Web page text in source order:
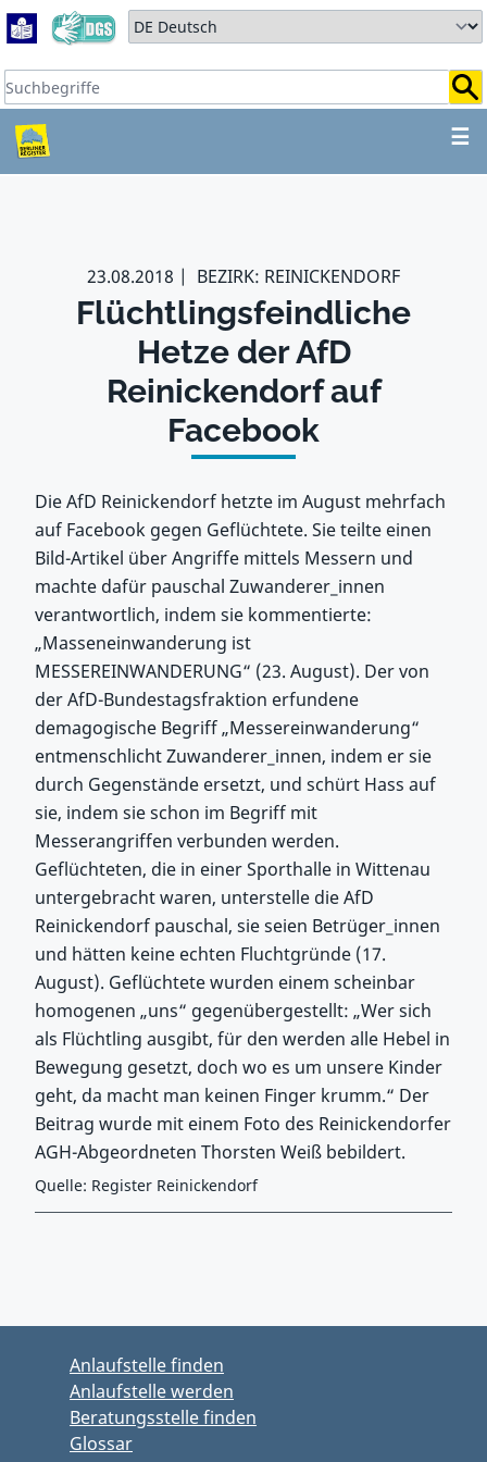
Zum Hauptbereich springen
Zum Hauptmenü springen
Sprache auswählen:
Suchbegriffe:
☰
ZUM HAUPTBEREICH
23.08.2018 BEZIRK: REINICKENDORF
Flüchtlingsfeindliche
Hetze der AfD
Reinickendorf auf
Facebook
Die AfD Reinickendorf hetzte im August mehrfach
auf Facebook gegen Geflüchtete. Sie teilte einen
Bild-Artikel über Angriffe mittels Messern und
machte dafür pauschal Zuwanderer_innen
verantwortlich, indem sie kommentierte:
„Masseneinwanderung ist
MESSEREINWANDERUNG“ (23. August). Der von
der AfD-Bundestagsfraktion erfundene
demagogische Begriff „Messereinwanderung“
entmenschlicht Zuwanderer_innen, indem er sie
durch Gegenstände ersetzt, und schürt Hass auf
sie, indem sie schon im Begriff mit
Messerangriffen verbunden werden.
Geflüchteten, die in einer Sporthalle in Wittenau
untergebracht waren, unterstelle die AfD
Reinickendorf pauschal, sie seien Betrüger_innen
und hätten keine echten Fluchtgründe (17.
August). Geflüchtete wurden einem scheinbar
homogenen „uns“ gegenübergestellt: „Wer sich
als Flüchtling ausgibt, für den werden alle Hebel in
Bewegung gesetzt, doch wo es um unsere Kinder
geht, da macht man keinen Finger krumm.“ Der
Beitrag wurde mit einem Foto des Reinickendorfer
AGH-Abgeordneten Thorsten Weiß bebildert.
Quelle: Register Reinickendorf
Anlaufstelle finden
Anlaufstelle werden
Beratungsstelle finden
Glossar